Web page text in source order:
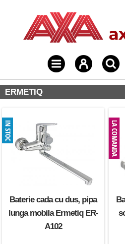
ERMETIQ
Baterie cada cu dus, pipa
lunga mobila Ermetiq ER-
A102